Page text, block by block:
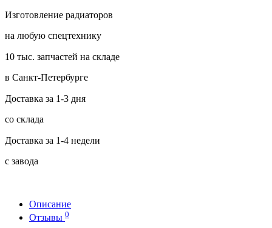
Изготовление радиаторов
на любую спецтехнику
10 тыс. запчастей на складе
в Санкт-Петербурге
Доставка за 1-3 дня
со склада
Доставка за 1-4 недели
с завода
Описание
Отзывы 0